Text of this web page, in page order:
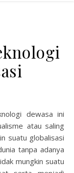
atau saling
suatu globalisasi
tanpa adanya
mungkin suatu